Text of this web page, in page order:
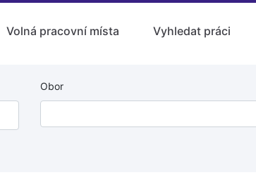
Volná pracovní místa Vyhledat práci
Obor